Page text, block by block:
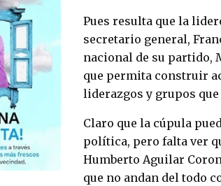
Pues resulta que la
secretario general,
nacional de su partido,
que permita construir
liderazgos y grupos
Claro que la cúpula
política, pero falta ver
Humberto Aguilar
que no andan del todo